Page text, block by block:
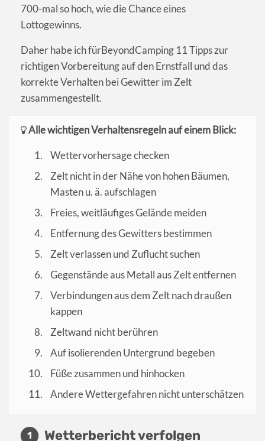
700-mal so hoch, wie die Chance eines
Lottogewinns.
Daher habe ich fürBeyondCamping 11 Tipps zur
richtigen Vorbereitung auf den Ernstfall und das
korrekte Verhalten bei Gewitter im Zelt
zusammengestellt.
Alle wichtigen Verhaltensregeln auf einem Blick:
Wettervorhersage checken
Zelt nicht in der Nähe von hohen Bäumen,
Masten u. ä. aufschlagen
Freies, weitläufiges Gelände meiden
Entfernung des Gewitters bestimmen
Zelt verlassen und Zuflucht suchen
Gegenstände aus Metall aus Zelt entfernen
Verbindungen aus dem Zelt nach draußen
kappen
Zeltwand nicht berühren
Auf isolierenden Untergrund begeben
Füße zusammen und hinhocken
Andere Wettergefahren nicht unterschätzen
1 Wetterbericht verfolgen